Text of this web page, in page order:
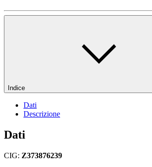
Indice
Dati
Descrizione
Dati
CIG: Z373876239